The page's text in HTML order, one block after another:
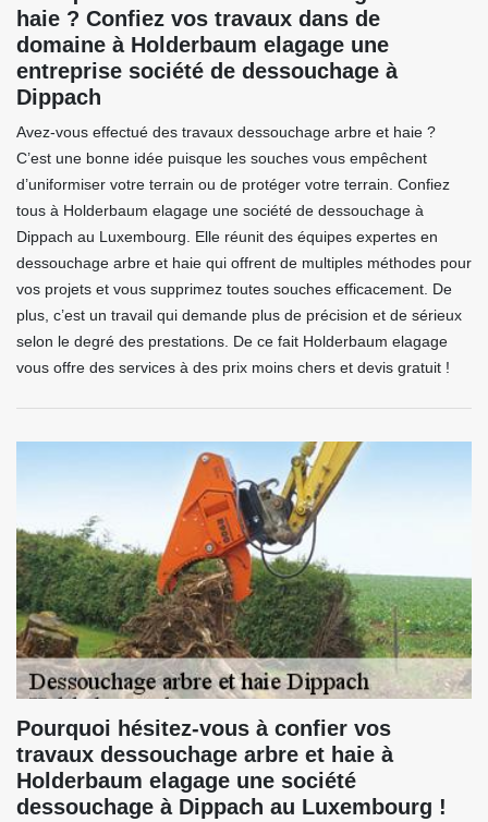
haie ? Confiez vos travaux dans de
domaine à Holderbaum elagage une
entreprise société de dessouchage à
Dippach
Avez-vous effectué des travaux dessouchage arbre et haie ?
C’est une bonne idée puisque les souches vous empêchent
d’uniformiser votre terrain ou de protéger votre terrain. Confiez
tous à Holderbaum elagage une société de dessouchage à
Dippach au Luxembourg. Elle réunit des équipes expertes en
dessouchage arbre et haie qui offrent de multiples méthodes pour
vos projets et vous supprimez toutes souches efficacement. De
plus, c’est un travail qui demande plus de précision et de sérieux
selon le degré des prestations. De ce fait Holderbaum elagage
vous offre des services à des prix moins chers et devis gratuit !
Pourquoi hésitez-vous à confier vos
travaux dessouchage arbre et haie à
Holderbaum elagage une société
dessouchage à Dippach au Luxembourg !